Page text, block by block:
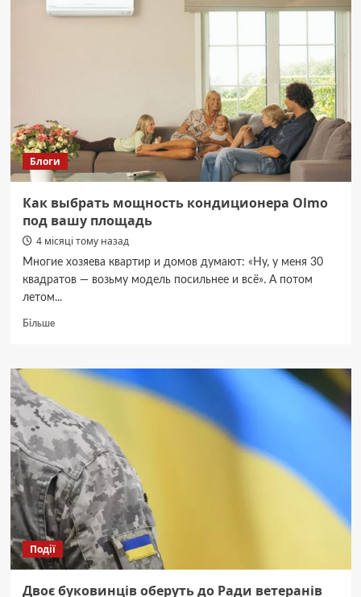
підготовка
з
репетитором?
Блоги
Как выбрать мощность кондиционера Olmo
под вашу площадь
4 місяці тому назад
Многие хозяева квартир и домов думают: «Ну, у меня 30
квадратов — возьму модель посильнее и всё». А потом
летом...
БільшеДокладніше
выбрать
мощность
кондиционера
Olmo
под
вашу
площадь
Події
Двоє буковинців оберуть до Ради ветеранів